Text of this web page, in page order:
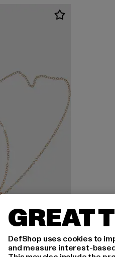
GREAT
DefShop uses cookies to
and measure interest-